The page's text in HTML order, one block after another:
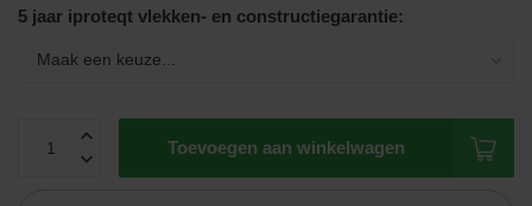
5 jaar iproteqt vlekken- en constructiegarantie:
Toevoegen aan winkelwagen